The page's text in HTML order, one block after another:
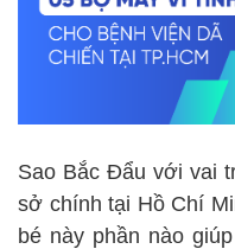
Sao Bắc Đẩu với vai
sở chính tại Hồ Chí
bé này phần nào